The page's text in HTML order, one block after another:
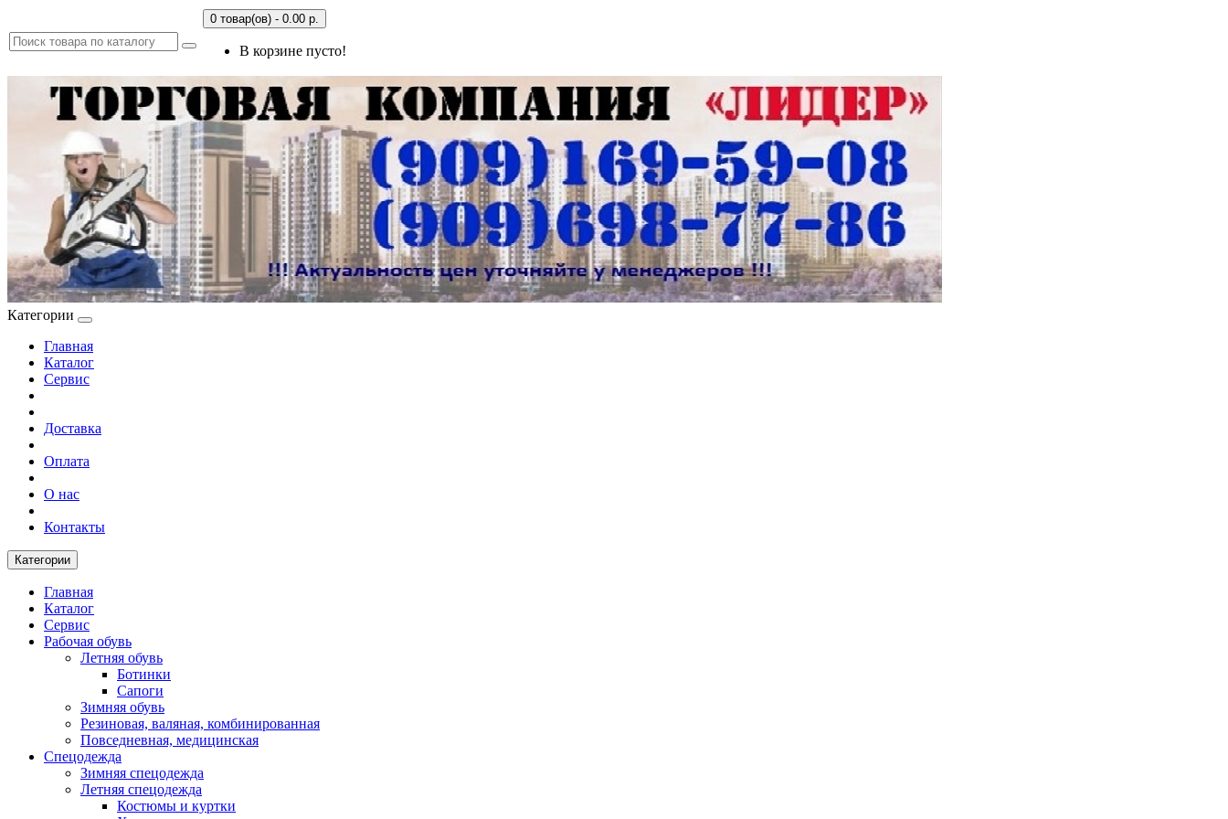
0 товар(ов) - 0.00 р.
В корзине пусто!
Категории
Главная
Каталог
Сервис
Доставка
Оплата
О нас
Контакты
Категории
Главная
Каталог
Сервис
Рабочая обувь
Летняя обувь
Ботинки
Сапоги
Зимняя обувь
Резиновая, валяная, комбинированная
Повседневная, медицинская
Спецодежда
Зимняя спецодежда
Летняя спецодежда
Костюмы и куртки